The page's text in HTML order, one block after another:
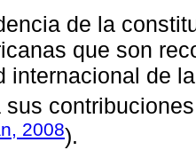
de la
que son
internacional de
sus
2008).